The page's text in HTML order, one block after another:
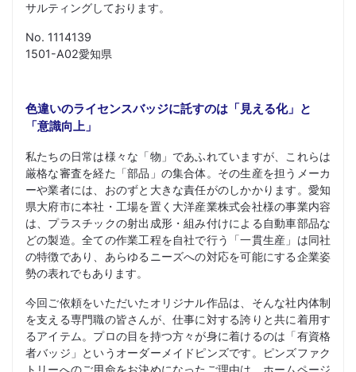
サルティングしております。
No. 1114139
1501-A02愛知県
色違いのライセンスバッジに託すのは「見える化」と
「意識向上」
私たちの日常は様々な「物」であふれていますが、これらは
厳格な審査を経た「部品」の集合体。その生産を担うメーカ
ーや業者には、おのずと大きな責任がのしかかります。愛知
県大府市に本社・工場を置く大洋産業株式会社様の事業内容
は、プラスチックの射出成形・組み付けによる自動車部品な
どの製造。全ての作業工程を自社で行う「一貫生産」は同社
の特徴であり、あらゆるニーズへの対応を可能にする企業姿
勢の表れでもあります。
今回ご依頼をいただいたオリジナル作品は、そんな社内体制
を支える専門職の皆さんが、仕事に対する誇りと共に着用す
るアイテム。プロの目を持つ方々が身に着けるのは「有資格
者バッジ」というオーダーメイドピンズです。ピンズファク